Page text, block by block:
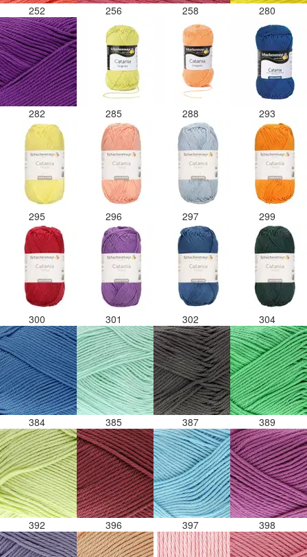
252 256 258 280
282 285 288 293
295 296 297 299
300 301 302 304
384 385 387 389
392 396 397 398